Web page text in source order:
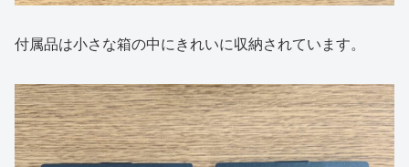
付属品は小さな箱の中にきれいに収納されています。